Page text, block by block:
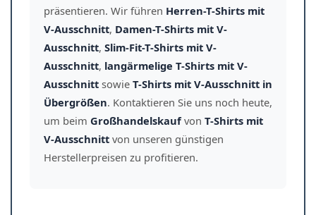
präsentieren. Wir führen Herren-T-Shirts mit
V-Ausschnitt, Damen-T-Shirts mit V-
Ausschnitt, Slim-Fit-T-Shirts mit V-
Ausschnitt, langärmelige T-Shirts mit V-
Ausschnitt sowie T-Shirts mit V-Ausschnitt in
Übergrößen. Kontaktieren Sie uns noch heute,
um beim Großhandelskaufvon T-Shirts mit
V-Ausschnitt von unseren günstigen
Herstellerpreisen zu profitieren.